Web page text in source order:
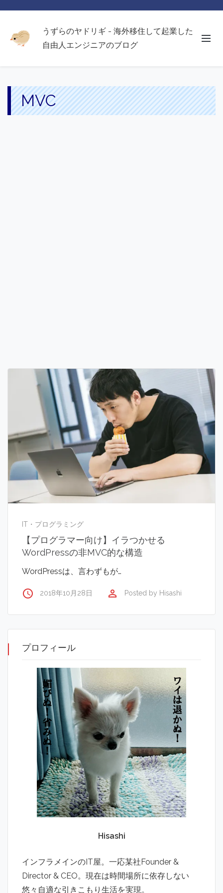
うずらのヤドリギ - 海外移住して起業した
自由人エンジニアのブログ
MVC
IT・プログラミング
【プログラマー向け】イラつかせる
WordPressの非MVC的な構造
WordPressは、言わずもが…
access_time 2018年10月28日 perm_identity Posted by Hisashi
プロフィール
Hisashi
インフラメインのIT屋。一応某社Founder &
Director & CEO。現在は時間場所に依存しない
悠々自適な引きこもり生活を実現。